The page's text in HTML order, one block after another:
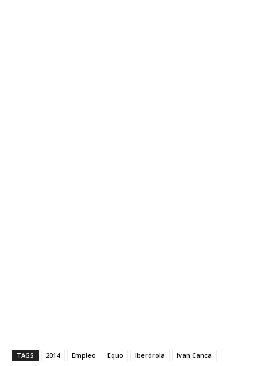
TAGS 2014 Empleo Equo Iberdrola
Ivan Canca